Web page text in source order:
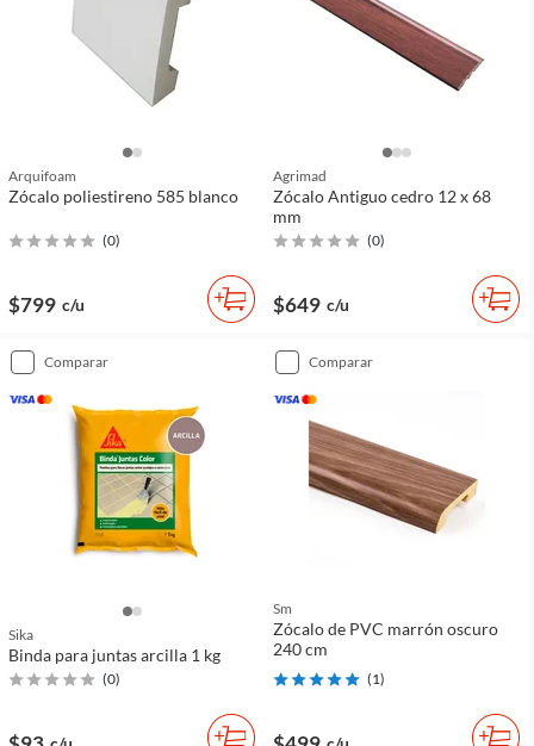
Arquifoam
Zócalo poliestireno 585 blanco
(0)
$799 c/u
Agrimad
Zócalo Antiguo cedro 12 x 68
mm
(0)
$649 c/u
comparar
Sika
Binda para juntas arcilla 1 kg
(0)
comparar
Sm
Zócalo de PVC marrón oscuro
240 cm
(1)